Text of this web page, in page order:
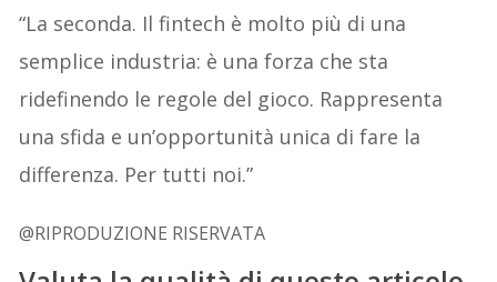
“La seconda. Il fintech è molto più di una
semplice industria: è una forza che sta
ridefinendo le regole del gioco. Rappresenta
una sfida e un’opportunità unica di fare la
differenza. Per tutti noi.”
@RIPRODUZIONE RISERVATA